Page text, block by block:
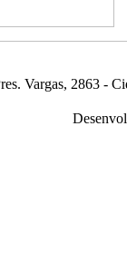
Vargas, 2863 -